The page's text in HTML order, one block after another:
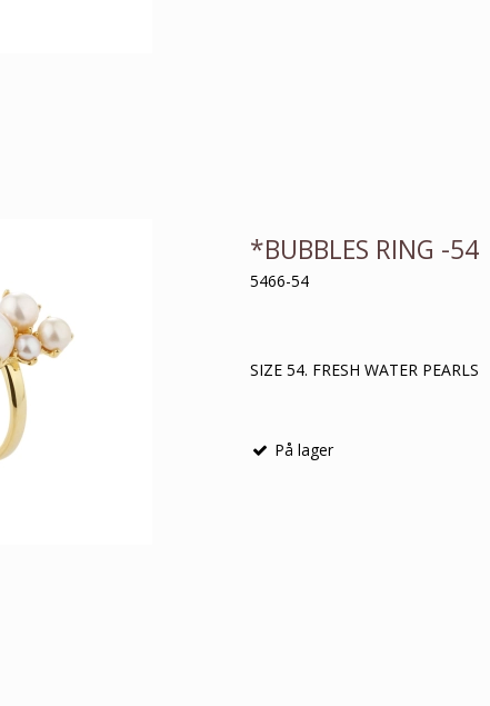
*BUBBLES RING -
5466-54
SIZE 54. FRESH WATER PEARLS
På lager